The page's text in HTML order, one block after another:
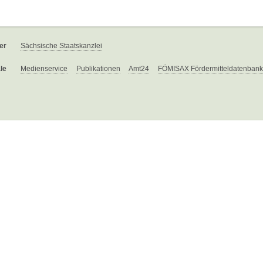
Sächsische Staatskanzlei
Medienservice Publikationen Amt24 FÖMISAX Fördermitteldatenbank